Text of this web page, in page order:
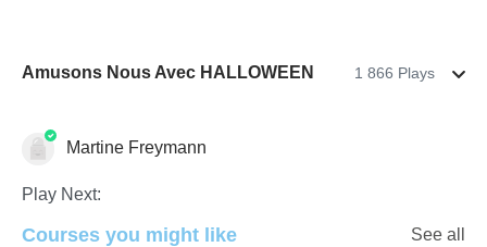
Amusons Nous Avec HALLOWEEN 1 866 Plays
Martine Freymann
Play Next:
Courses you might like See all